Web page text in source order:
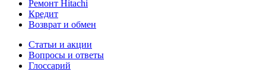
Ремонт Hitachi
Кредит
Возврат и обмен
Cтатьи и акции
Вопросы и ответы
Глоссарий